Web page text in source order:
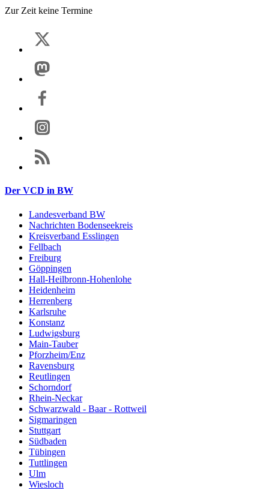
Zur Zeit keine Termine
Der VCD in BW
Landesverband BW
Nachrichten Bodenseekreis
Kreisverband Esslingen
Fellbach
Freiburg
Göppingen
Hall-Heilbronn-Hohenlohe
Heidenheim
Herrenberg
Karlsruhe
Konstanz
Ludwigsburg
Main-Tauber
Pforzheim/Enz
Ravensburg
Reutlingen
Schorndorf
Rhein-Neckar
Schwarzwald - Baar - Rottweil
Sigmaringen
Stuttgart
Südbaden
Tübingen
Tuttlingen
Ulm
Wiesloch